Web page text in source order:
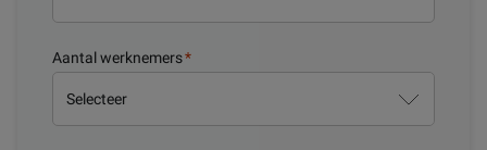
Aantal werknemers*